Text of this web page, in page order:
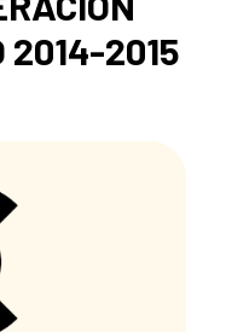
2014-2015